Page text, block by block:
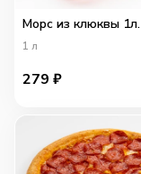
Морс из клюквы 1л.
1 л
279 ₽